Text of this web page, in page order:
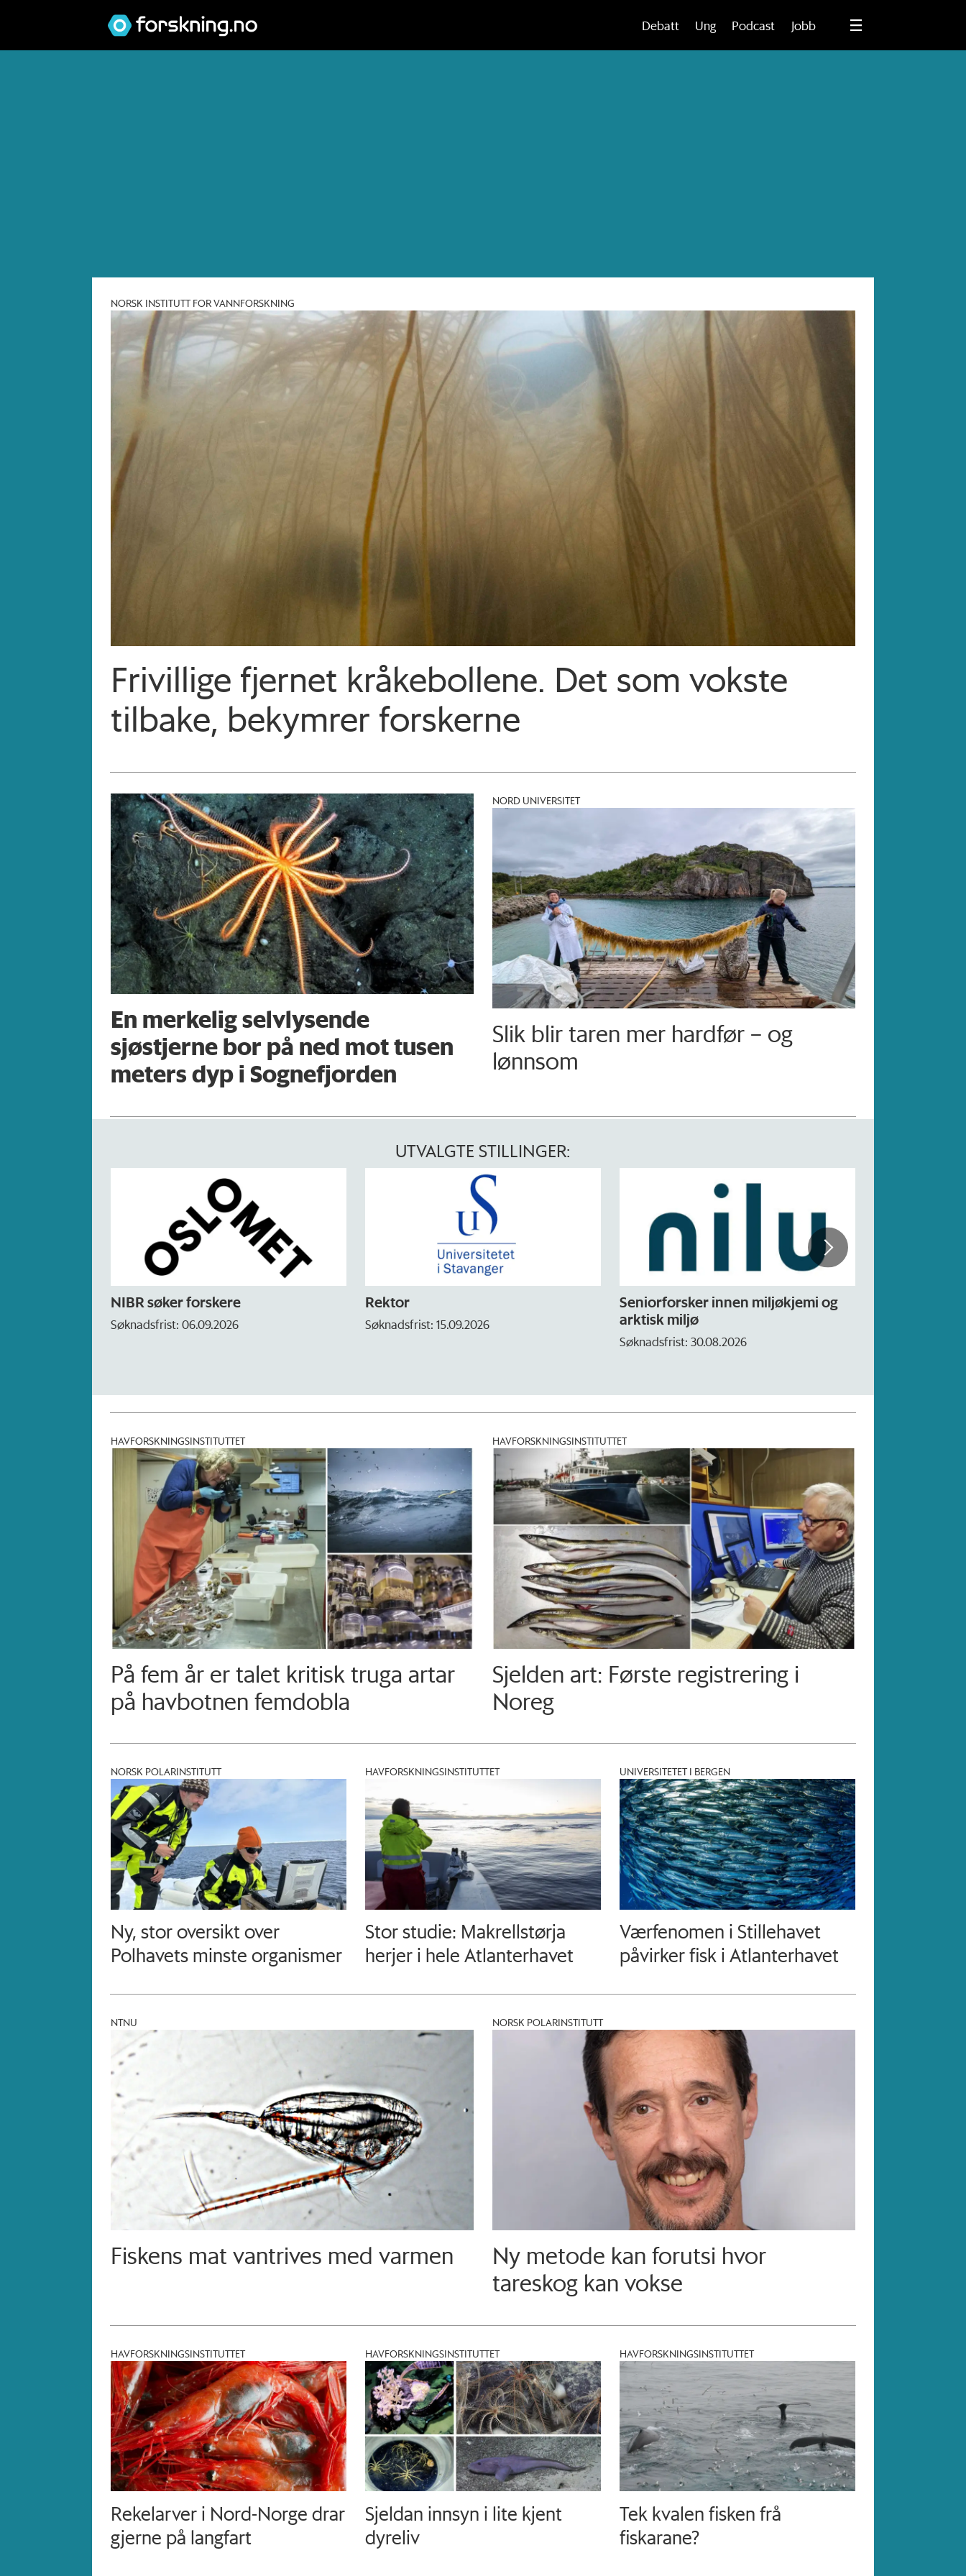
Debatt Ung Podcast Jobb
NORSK INSTITUTT FOR VANNFORSKNING
Frivillige fjernet kråkebollene. Det som vokste
tilbake, bekymrer forskerne
En merkelig selvlysende
sjøstjerne bor på ned mot tusen
meters dyp i Sognefjorden
NORD UNIVERSITET
Slik blir taren mer hardfør – og
lønnsom
UTVALGTE STILLINGER:
NIBR søker forskere
Søknadsfrist: 06.09.2026 Søknadsfrist: 15.09.2026
Seniorforsker innen miljøkjemi og
arktisk miljø
Søknadsfrist: 30.08.2026
Forskning.no søker
HAVFORSKNINGSINSTITUTTET
På fem år er talet kritisk truga artar
på havbotnen femdobla
HAVFORSKNINGSINSTITUTTET
Sjelden art: Første registrering i
Noreg
NORSK POLARINSTITUTT
Ny, stor oversikt over
Polhavets minste organismer
HAVFORSKNINGSINSTITUTTET
Stor studie: Makrellstørja
herjer i hele Atlanterhavet
UNIVERSITETET I BERGEN
Værfenomen i Stillehavet
påvirker fisk i Atlanterhavet
NTNU
Fiskens mat vantrives med varmen
NORSK POLARINSTITUTT
Ny metode kan forutsi hvor
tareskog kan vokse
HAVFORSKNINGSINSTITUTTET
Rekelarver i Nord-Norge drar
gjerne på langfart
HAVFORSKNINGSINSTITUTTET
Sjeldan innsyn i lite kjent
dyreliv
HAVFORSKNINGSINSTITUTTET
Tek kvalen fisken frå
fiskarane?